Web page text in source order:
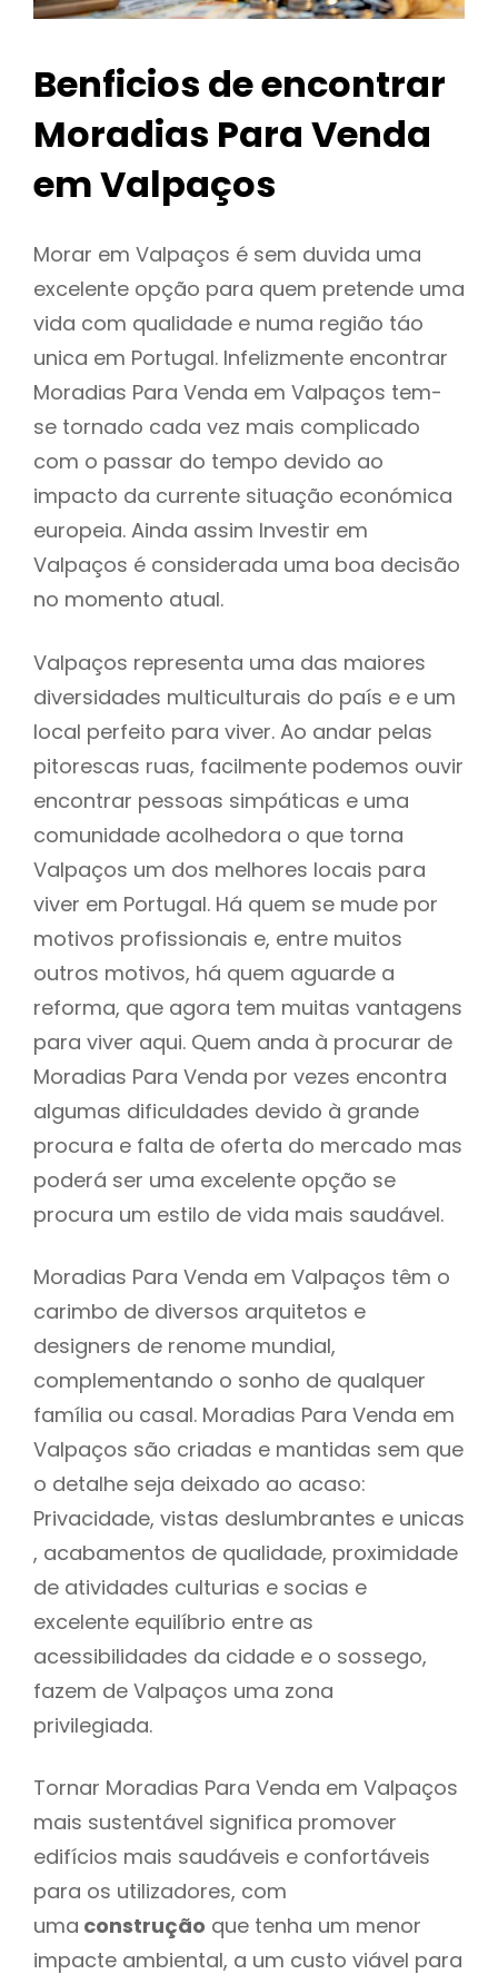
Benficios de encontrar
Moradias Para Venda
em Valpaços
Morar em Valpaços é sem duvida uma
excelente opção para quem pretende uma
vida com qualidade e numa região táo
unica em Portugal. Infelizmente encontrar
Moradias Para Venda em Valpaços tem-
se tornado cada vez mais complicado
com o passar do tempo devido ao
impacto da currente situação económica
europeia. Ainda assim Investir em
Valpaços é considerada uma boa decisão
no momento atual.
Valpaços representa uma das maiores
diversidades multiculturais do país e e um
local perfeito para viver. Ao andar pelas
pitorescas ruas, facilmente podemos ouvir
encontrar pessoas simpáticas e uma
comunidade acolhedora o que torna
Valpaços um dos melhores locais para
viver em Portugal. Há quem se mude por
motivos profissionais e, entre muitos
outros motivos, há quem aguarde a
reforma, que agora tem muitas vantagens
para viver aqui. Quem anda à procurar de
Moradias Para Venda por vezes encontra
algumas dificuldades devido à grande
procura e falta de oferta do mercado mas
poderá ser uma excelente opção se
procura um estilo de vida mais saudável.
Moradias Para Venda em Valpaços têm o
carimbo de diversos arquitetos e
designers de renome mundial,
complementando o sonho de qualquer
família ou casal. Moradias Para Venda em
Valpaços são criadas e mantidas sem que
o detalhe seja deixado ao acaso:
Privacidade, vistas deslumbrantes e unicas
, acabamentos de qualidade, proximidade
de atividades culturias e socias e
excelente equilíbrio entre as
acessibilidades da cidade e o sossego,
fazem de Valpaços uma zona
privilegiada.
Tornar Moradias Para Venda em Valpaços
mais sustentável significa promover
edifícios mais saudáveis e confortáveis
para os utilizadores, com
uma construção que tenha um menor
impacte ambiental, a um custo viável para